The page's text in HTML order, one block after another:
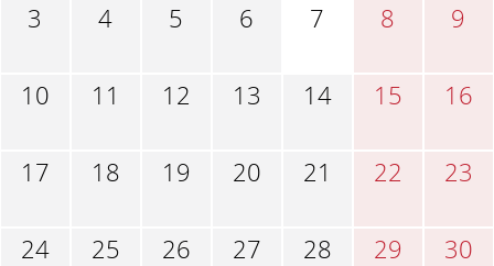
3 4 5 6 7 8 9
10 11 12 13 14 15 16
17 18 19 20 21 22 23
24 25 26 27 28 29 30